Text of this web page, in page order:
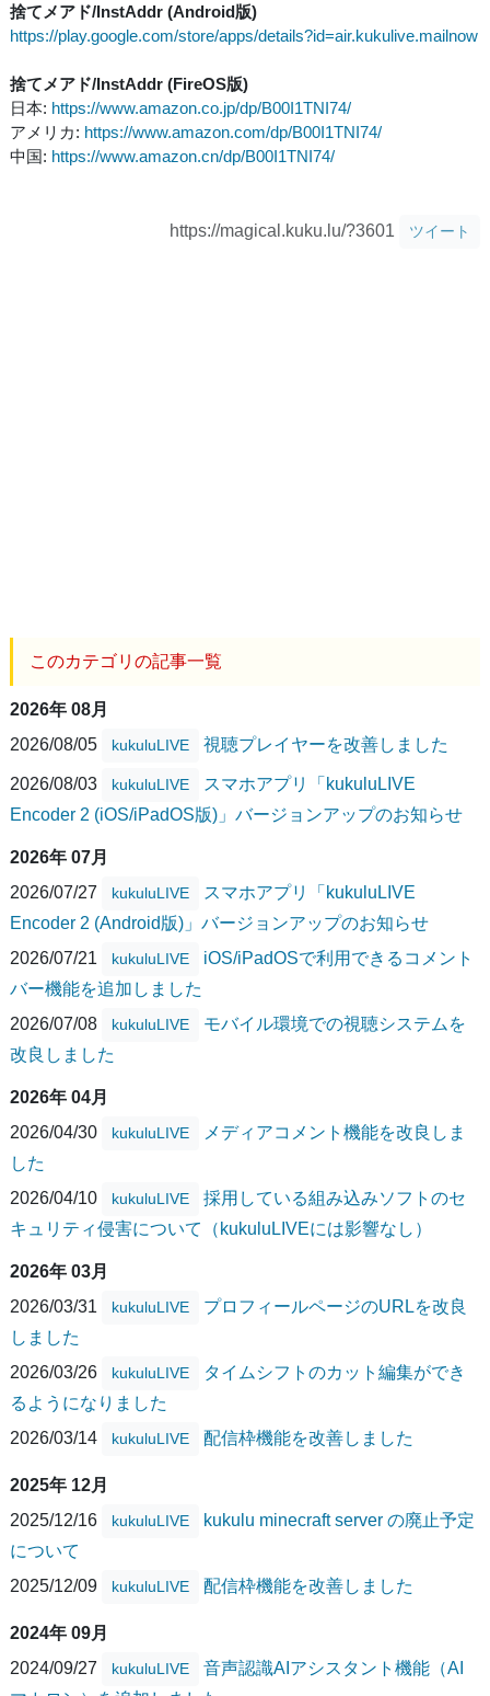
捨てメアド/InstAddr (Android版)
https://play.google.com/store/apps/details?id=air.kukulive.mailnow
捨てメアド/InstAddr (FireOS版)
日本: https://www.amazon.co.jp/dp/B00I1TNI74/
アメリカ: https://www.amazon.com/dp/B00I1TNI74/
中国: https://www.amazon.cn/dp/B00I1TNI74/
https://magical.kuku.lu/?3601 ツイート
このカテゴリの記事一覧
2026年 08月
2026/08/05
kukuluLIVE 視聴プレイヤーを改善しました
2026/08/03 kukuluLIVE
スマホアプリ「kukuluLIVE
Encoder 2 (iOS/iPadOS版)」バージョンアップのお知らせ
2026年 07月
2026/07/27
kukuluLIVE
スマホアプリ「kukuluLIVE
Encoder 2 (Android版)」バージョンアップのお知らせ
2026/07/21
kukuluLIVE
iOS/iPadOSで利用できるコメント
バー機能を追加しました
2026/07/08
kukuluLIVE
モバイル環境での視聴システムを
改良しました
2026年 04月
2026/04/30
kukuluLIVE
メディアコメント機能を改良しま
した
2026/04/10
kukuluLIVE
採用している組み込みソフトのセ
キュリティ侵害について（kukuluLIVEには影響なし）
2026年 03月
2026/03/31
kukuluLIVE
プロフィールページのURLを改良
しました
2026/03/26
kukuluLIVE
タイムシフトのカット編集ができ
るようになりました
2026/03/14
kukuluLIVE 配信枠機能を改善しました
2025年 12月
2025/12/16
kukuluLIVE
kukulu minecraft server の廃止予定
について
2025/12/09
kukuluLIVE 配信枠機能を改善しました
2024年 09月
2024/09/27
kukuluLIVE
音声認識AIアシスタント機能（AI